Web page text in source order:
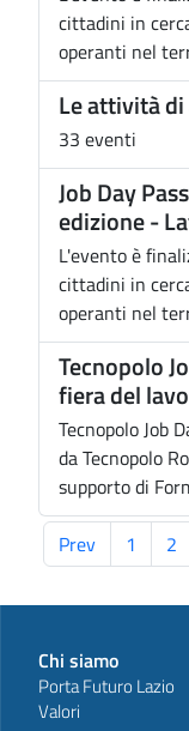
cittadini in
operanti nel
Le attività
33 eventi
Job Day
edizione -
L'evento è
cittadini in
operanti nel
Tecnopolo
fiera del
Tecnopolo Job
da Tecnopolo
supporto di
Prev
1 2
Chi siamo
Porta Futuro Lazio
Valori